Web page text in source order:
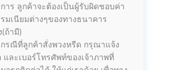
าร ลูกค้าจะต้องเป็นผู้รับผิดชอบค่า
มเนียมต่างๆของทางธนาคาร
(ถ้ามี)
กรณีที่ลูกค้าสั่งพวงหรีด กรุณาแจ้ง
และเบอร์โทรศัพท์ของเจ้าภาพที่